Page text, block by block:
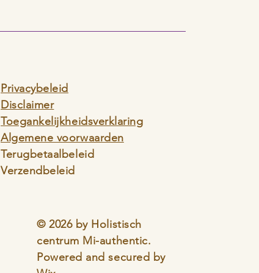
Privacybeleid
Disclaimer
Toegankelijkheidsverklaring
Algemene voorwaarden
Terugbetaalbeleid
Verzendbeleid
© 2026 by Holistisch
centrum Mi-authentic.
Powered and secured by